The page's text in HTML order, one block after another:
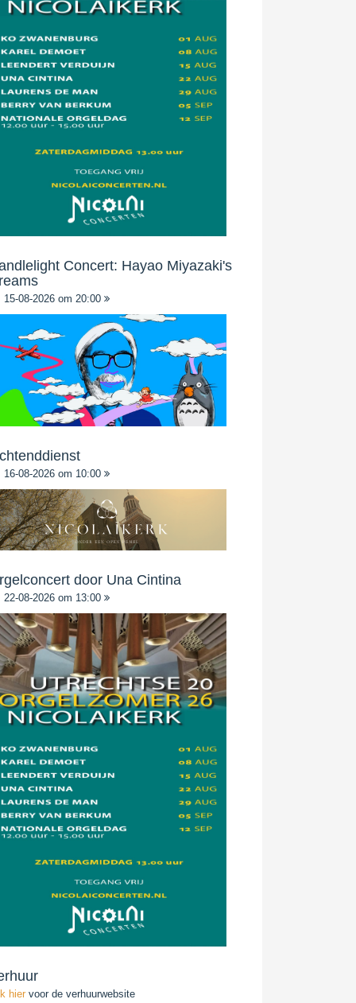
Concert: Hayao Miyazaki's
15-08-2026 om 20:00
16-08-2026 om 10:00
door Una Cintina
22-08-2026 om 13:00
hiervoor de verhuurwebsite